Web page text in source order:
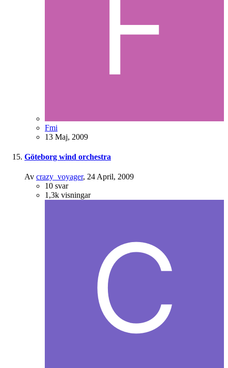
Fmi
13 Maj, 2009
Göteborg wind orchestra
Av crazy_voyager, 24 April, 2009
10 svar
1,3k visningar